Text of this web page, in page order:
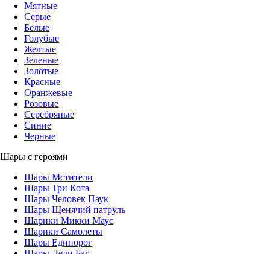
Мятные
Серые
Белые
Голубые
Желтые
Зеленые
Золотые
Красные
Оранжевые
Розовые
Серебряные
Синие
Черные
Шары с героями
Шары Мстители
Шары Три Кота
Шары Человек Паук
Шары Щенячий патруль
Шарики Микки Маус
Шарики Самолеты
Шары Единорог